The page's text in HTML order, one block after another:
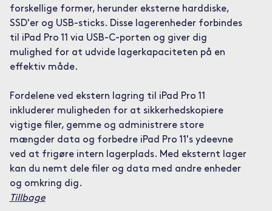
forskellige former, herunder eksterne harddiske,
SSD'er og USB-sticks. Disse lagerenheder forbindes
til iPad Pro 11 via USB-C-porten og giver dig
mulighed for at udvide lagerkapaciteten på en
effektiv måde.
Fordelene ved ekstern lagring til iPad Pro 11
inkluderer muligheden for at sikkerhedskopiere
vigtige filer, gemme og administrere store
mængder data og forbedre iPad Pro 11's ydeevne
ved at frigøre intern lagerplads. Med eksternt lager
kan du nemt dele filer og data med andre enheder
og omkring dig.
Tillbage